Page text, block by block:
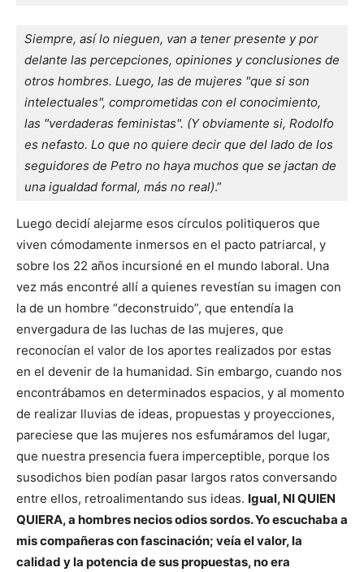
Siempre, así lo nieguen, van a tener presente y por
delante las percepciones, opiniones y conclusiones de
otros hombres. Luego, las de mujeres "que si son
intelectuales", comprometidas con el conocimiento,
las "verdaderas feministas". (Y obviamente si, Rodolfo
es nefasto. Lo que no quiere decir que del lado de los
seguidores de Petro no haya muchos que se jactan de
una igualdad formal, más no real).”
Luego decidí alejarme esos círculos politiqueros que
viven cómodamente inmersos en el pacto patriarcal, y
sobre los 22 años incursioné en el mundo laboral. Una
vez más encontré allí a quienes revestían su imagen con
la de un hombre “deconstruido”, que entendía la
envergadura de las luchas de las mujeres, que
reconocían el valor de los aportes realizados por estas
en el devenir de la humanidad. Sin embargo, cuando nos
encontrábamos en determinados espacios, y al momento
de realizar lluvias de ideas, propuestas y proyecciones,
pareciese que las mujeres nos esfumáramos del lugar,
que nuestra presencia fuera imperceptible, porque los
susodichos bien podían pasar largos ratos conversando
entre ellos, retroalimentando sus ideas. Igual, NI QUIEN
QUIERA, a hombres necios odios sordos. Yo escuchaba a
mis compañeras con fascinación; veía el valor, la
calidad y la potencia de sus propuestas, no era